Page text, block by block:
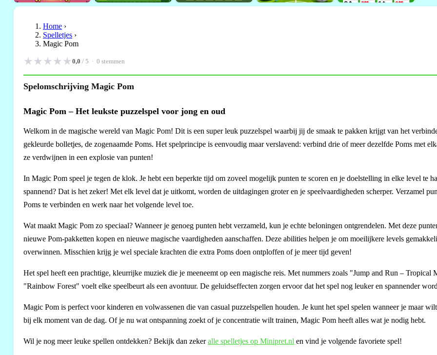
Home ›
Spelletjes ›
Magic Pom
★★★★★0,0 / 5 · 0 stemmen
Spelomschrijving Magic Pom
Magic Pom – Het leukste puzzelspel voor jong en oud
Welkom in de magische wereld van Magic Pom! Dit is een super leuk puzzelspel waarbij jij de smaak te pakken krijgt van het
gekleurde bolletjes, de zogenaamde Poms. Het spelprincipe is eenvoudig maar verslavend: verbind drie of meer dezelfde Poms met
ze verdwijnen in een explosie van punten!
In Magic Pom speel je tegen de klok. Je hebt een beperkte tijd om zoveel mogelijk punten te scoren en je doelstelling in elke level te
spannend? Dat is het zeker! Met elk level dat je uitkomt, worden de uitdagingen groter en je speelvaardigheden scherper. Verzamel
Poms te verbinden en werk naar het volgende level toe.
Wat maakt Magic Pom zo speciaal? Wanneer je genoeg punten hebt verzameld, kun je echte beloningen ontgrendelen. Met deze
nieuwe Pom-pakketten kopen en nieuwe magische vaardigheden aanschaffen. Deze abilities helpen je om moeilijkere levels
overwinnen. Misschien krijg je wel speciale krachten die extra Poms doen ontploffen of je meer tijd geven!
Het spel heeft een prachtige, kleurrijke muziek die je meeneemt op een magische reis. Met nummers zoals "Jump and Run – Tropical
"Rainbow Forest" voelt elke speelbeurt als een avontuur. De geluidseffecten zorgen ervoor dat het spel nog leuker en spannender
Magic Pom is perfect voor kinderen en volwassenen die van casual puzzelspellen houden. Je kunt het spel spelen wanneer je maar
bij elk moment van de dag. Of je nu wat ontspanning zoekt of je concentratie wilt trainen, Magic Pom heeft alles wat je nodig hebt.
Wil je nog meer leuke spellen ontdekken? Bekijk dan zekeralle spelletjes op Minipret.nl en vind je volgende favoriete spel!